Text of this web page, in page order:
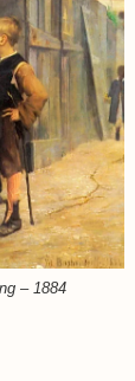
– 1884